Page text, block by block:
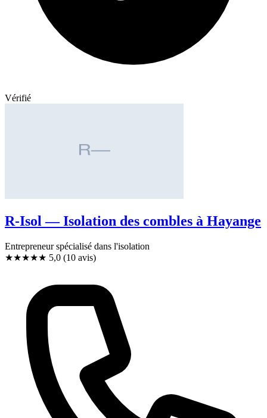
Vérifié
R-Isol — Isolation des combles à Hayange
Entrepreneur spécialisé dans l'isolation
★★★★★ 5,0 (10 avis)